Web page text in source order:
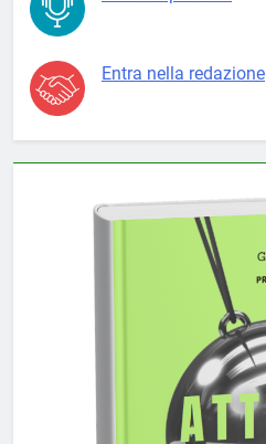
Entra nella redazione